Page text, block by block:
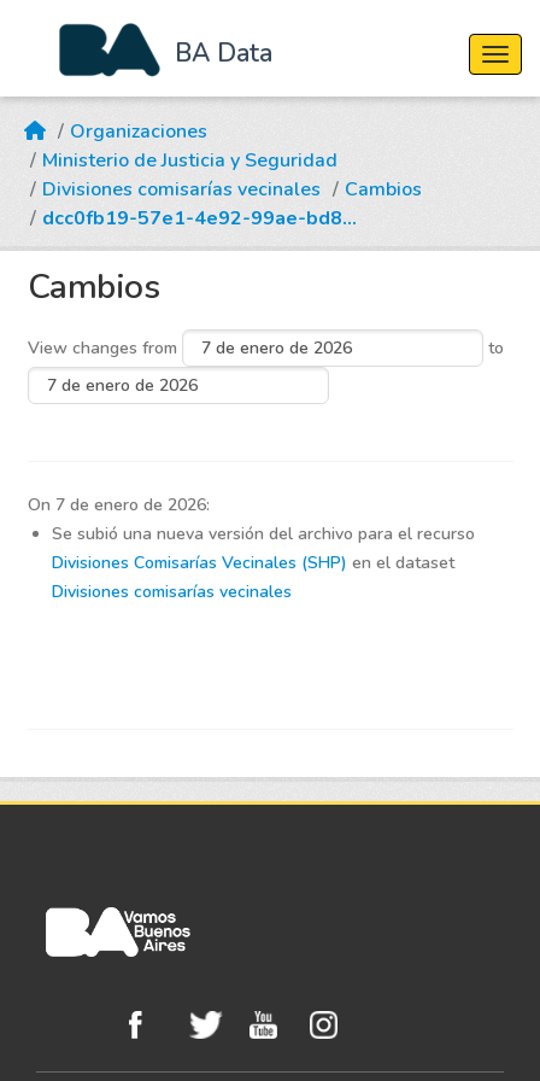
Skip to main content
BA Data
Organizaciones
Ministerio de Justicia y Seguridad
Divisiones comisarías vecinales
Cambios
dcc0fb19-57e1-4e92-99ae-bd8...
Cambios
View changes from to
On 7 de enero de 2026:
Se subió una nueva versión del archivo para el recurso
Divisiones Comisarías Vecinales (SHP) en el dataset
Divisiones comisarías vecinales